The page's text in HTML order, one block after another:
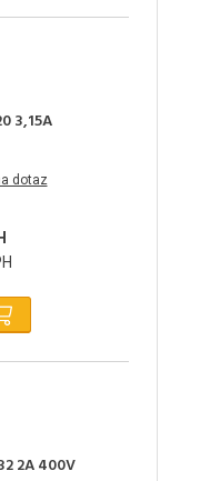
3,15A
dotaz
2A 400V